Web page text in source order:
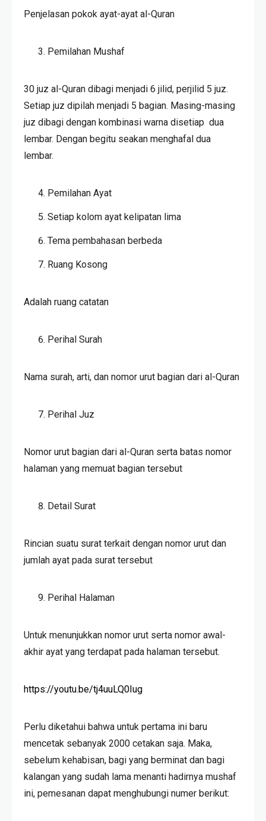
Penjelasan pokok ayat-ayat al-Quran
Pemilahan Mushaf
30 juz al-Quran dibagi menjadi 6 jilid, perjilid 5 juz.
Setiap juz dipilah menjadi 5 bagian. Masing-masing
juz dibagi dengan kombinasi warna disetiap dua
lembar. Dengan begitu seakan menghafal dua
lembar.
Pemilahan Ayat
Setiap kolom ayat kelipatan lima
Tema pembahasan berbeda
Ruang Kosong
Adalah ruang catatan
Perihal Surah
Nama surah, arti, dan nomor urut bagian dari al-Quran
Perihal Juz
Nomor urut bagian dari al-Quran serta batas nomor
halaman yang memuat bagian tersebut
Detail Surat
Rincian suatu surat terkait dengan nomor urut dan
jumlah ayat pada surat tersebut
Perihal Halaman
Untuk menunjukkan nomor urut serta nomor awal-
akhir ayat yang terdapat pada halaman tersebut.
https://youtu.be/tj4uuLQ0Iug
Perlu diketahui bahwa untuk pertama ini baru
mencetak sebanyak 2000 cetakan saja. Maka,
sebelum kehabisan, bagi yang berminat dan bagi
kalangan yang sudah lama menanti hadirnya mushaf
ini, pemesanan dapat menghubungi numer berikut: